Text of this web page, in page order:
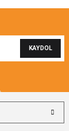
KAYDOL